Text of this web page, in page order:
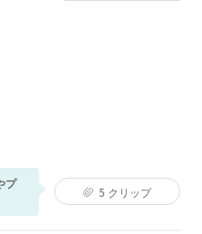
プ
5 クリップ